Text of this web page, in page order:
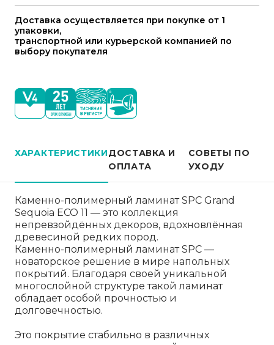
Доставка осуществляется при покупке от 1
упаковки,
транспортной или курьерской компанией по
выбору покупателя
ХАРАКТЕРИСТИКИДОСТАВКА И
ОПЛАТА
СОВЕТЫ ПО
УХОДУ
Каменно-полимерный ламинат SPC Grand
Sequoia ECO 11 — это коллекция
непревзойдённых декоров, вдохновлённая
древесиной редких пород.
Каменно-полимерный ламинат SPC —
новаторское решение в мире напольных
покрытий. Благодаря своей уникальной
многослойной структуре такой ламинат
обладает особой прочностью и
долговечностью.
Это покрытие стабильно в различных